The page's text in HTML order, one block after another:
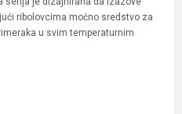
ribolovcima moćno sredstvo za
u svim temperaturnim